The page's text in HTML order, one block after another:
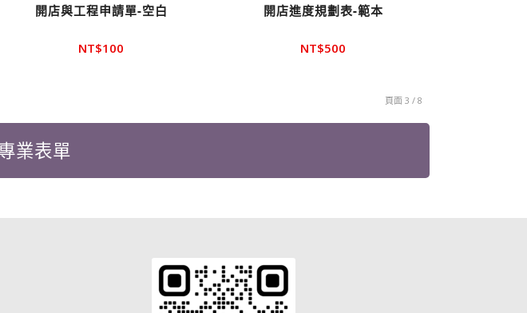
開店與工程申請單-空白
NT$100
開店進度規劃表-範本
NT$500
頁面 3 / 8
業表單